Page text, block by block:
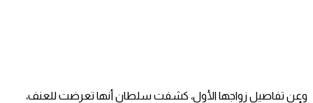
وعن تفاصيل زواجها الأول، كشفت سلطان أنها تعرضت للعنف،